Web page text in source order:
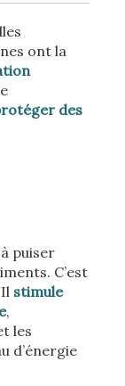
ont la
des
puiser
C’est
stimule
,
les
d’énergie